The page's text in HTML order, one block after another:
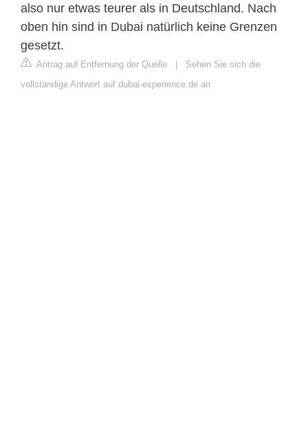
also nur etwas teurer als in Deutschland. Nach
oben hin sind in Dubai natürlich keine Grenzen
gesetzt.
Antrag auf Entfernung der Quelle | Sehen Sie sich die
vollständige Antwort auf dubai-experience.de an